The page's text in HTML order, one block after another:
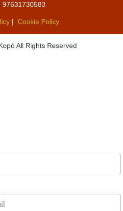
97631730583
| Cookie Policy
All Rights Reserved